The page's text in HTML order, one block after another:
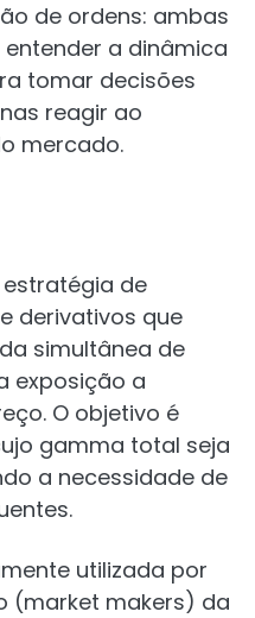
de ordens: ambas
a dinâmica
tomar decisões
reagir ao
mercado.
de
derivativos que
simultânea de
exposição a
O objetivo é
gamma total seja
a necessidade de
utilizada por
(market makers) da